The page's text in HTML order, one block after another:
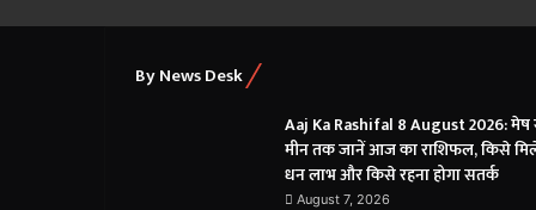
By News Desk
Aaj Ka Rashifal 8 August 2026:
मीन तक जानें आज का राशिफल, किसे
धन लाभ और किसे रहना होगा सतर्क
August 7, 2026